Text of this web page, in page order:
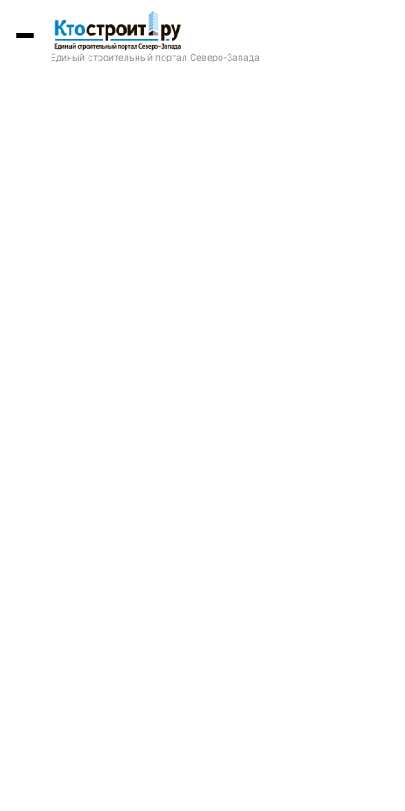
Единый строительный портал Северо-Запада